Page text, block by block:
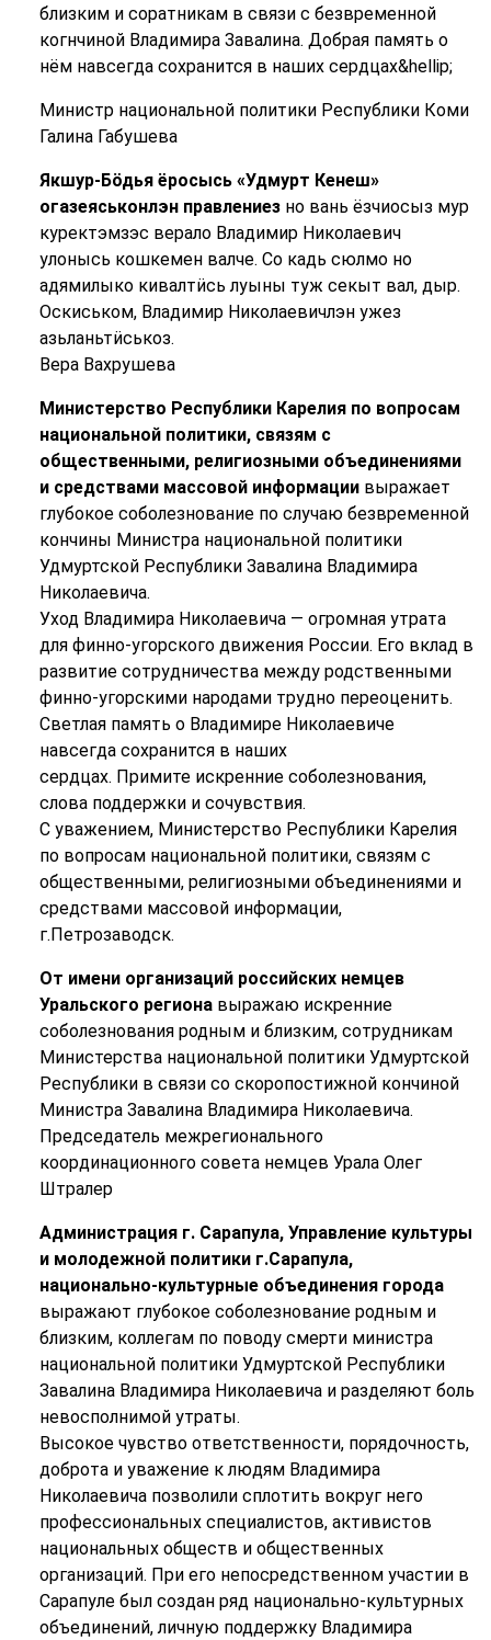
близким и соратникам в связи с безвременной
когнчиной Владимира Завалина. Добрая память о
нём навсегда сохранится в наших сердцах&hellip;
Министр национальной политики Республики Коми
Галина Габушева
Якшур-Бӧдья ёросысь «Удмурт Кенеш»
огазеяськонлэн правлениезно вань ёзчиосыз мур
куректэмзэс верало Владимир Николаевич
улонысь кошкемен валче. Со кадь сюлмо но
адямилыко кивалтӥсь луыны туж секыт вал, дыр.
Оскиськом, Владимир Николаевичлэн ужез
азьланьтӥськоз.
Вера Вахрушева
Министерство Республики Карелия по вопросам
национальной политики, связям с
общественными, религиозными объединениями
и средствами массовой информациивыражает
глубокое соболезнование по случаю безвременной
кончины Министра национальной политики
Удмуртской Республики Завалина Владимира
Николаевича.
Уход Владимира Николаевича — огромная утрата
для финно-угорского движения России. Его вклад в
развитие сотрудничества между родственными
финно-угорскими народами трудно переоценить.
Светлая память о Владимире Николаевиче
навсегда сохранится в наших
сердцах. Примите искренние соболезнования,
слова поддержки и сочувствия.
С уважением, Министерство Республики Карелия
по вопросам национальной политики, связям с
общественными, религиозными объединениями и
средствами массовой информации,
г.Петрозаводск.
От имени организаций российских немцев
Уральского регионавыражаю искренние
соболезнования родным и близким, сотрудникам
Министерства национальной политики Удмуртской
Республики в связи со скоропостижной кончиной
Министра Завалина Владимира Николаевича.
Председатель межрегионального
координационного совета немцев Урала Олег
Штралер
Администрация г. Сарапула, Управление культуры
и молодежной политики г.Сарапула,
национально-культурные объединения города
выражают глубокое соболезнование родным и
близким, коллегам по поводу смерти министра
национальной политики Удмуртской Республики
Завалина Владимира Николаевича и разделяют боль
невосполнимой утраты.
Высокое чувство ответственности, порядочность,
доброта и уважение к людям Владимира
Николаевича позволили сплотить вокруг него
профессиональных специалистов, активистов
национальных обществ и общественных
организаций. При его непосредственном участии в
Сарапуле был создан ряд национально-культурных
объединений, личную поддержку Владимира